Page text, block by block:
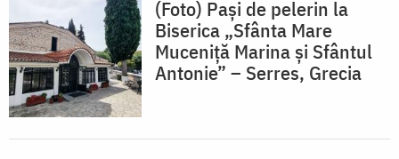
(Foto) Pași de pelerin la
Biserica „Sfânta Mare
Muceniță Marina și Sfântul
Antonie” – Serres, Grecia